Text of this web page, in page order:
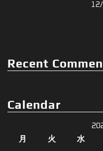
Recent
Calendar
月
火 水